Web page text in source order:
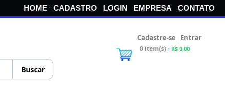
HOME CADASTRO LOGIN EMPRESA CONTATO
Cadastre-se | Entrar
0 item(s) - R$ 0,00